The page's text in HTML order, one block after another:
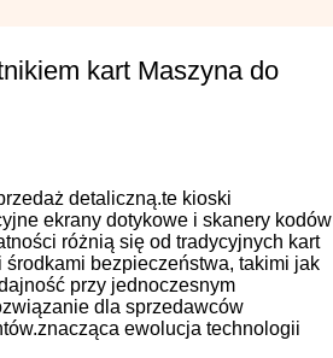
kart Maszyna do
detaliczną.te kioski
ekrany dotykowe i skanery kodów
różnią się od tradycyjnych kart
bezpieczeństwa, takimi jak
przy jednoczesnym
dla sprzedawców
ewolucja technologii